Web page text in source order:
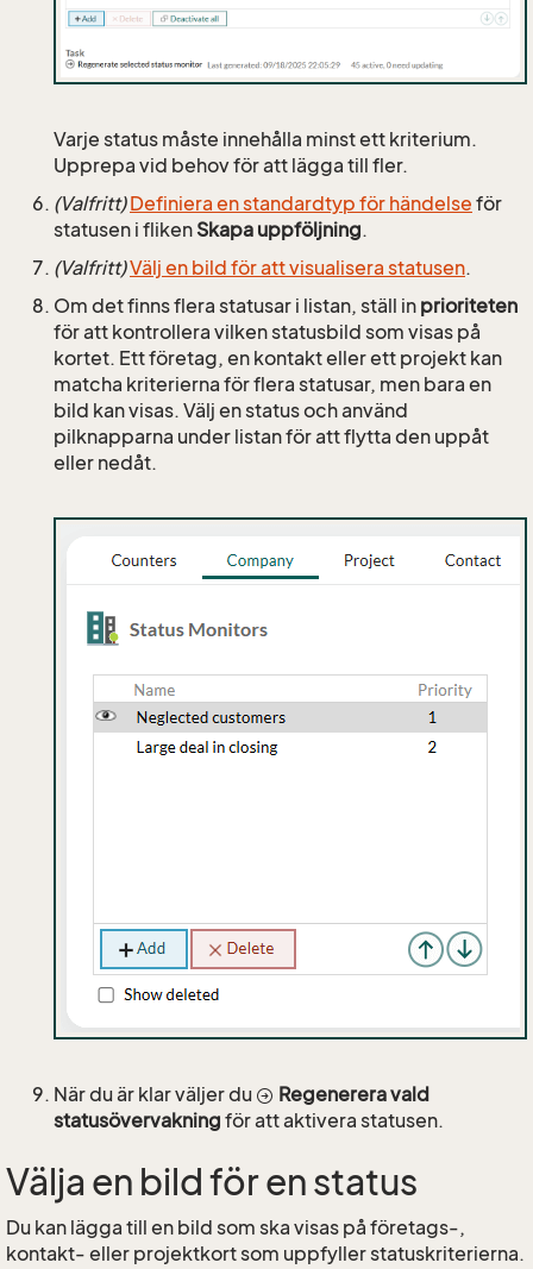
Varje status måste innehålla minst ett kriterium.
Upprepa vid behov för att lägga till fler.
(Valfritt) Definiera en standardtyp för händelse för
statusen i fliken Skapa uppföljning.
(Valfritt)Välj en bild för att visualisera statusen.
Om det finns flera statusar i listan, ställ in prioriteten
för att kontrollera vilken statusbild som visas på
kortet. Ett företag, en kontakt eller ett projekt kan
matcha kriterierna för flera statusar, men bara en
bild kan visas. Välj en status och använd
pilknapparna under listan för att flytta den uppåt
eller nedåt.
När du är klar väljer du
Regenerera vald
statusövervakning för att aktivera statusen.
Välja en bild för en status
Du kan lägga till en bild som ska visas på företags-,
kontakt- eller projektkort som uppfyller statuskriterierna.